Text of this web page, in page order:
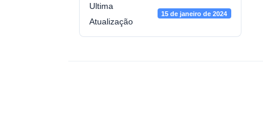
Ultima
Atualização
15 de janeiro de 2024